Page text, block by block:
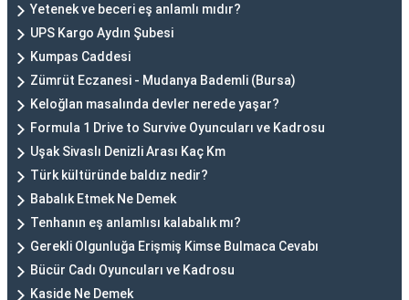
Yetenek ve beceri eş anlamlı mıdır?
UPS Kargo Aydın Şubesi
Kumpas Caddesi
Zümrüt Eczanesi - Mudanya Bademli (Bursa)
Keloğlan masalında devler nerede yaşar?
Formula 1 Drive to Survive Oyuncuları ve Kadrosu
Uşak Sivaslı Denizli Arası Kaç Km
Türk kültüründe baldız nedir?
Babalık Etmek Ne Demek
Tenhanın eş anlamlısı kalabalık mı?
Gerekli Olgunluğa Erişmiş Kimse Bulmaca Cevabı
Bücür Cadı Oyuncuları ve Kadrosu
Kaside Ne Demek